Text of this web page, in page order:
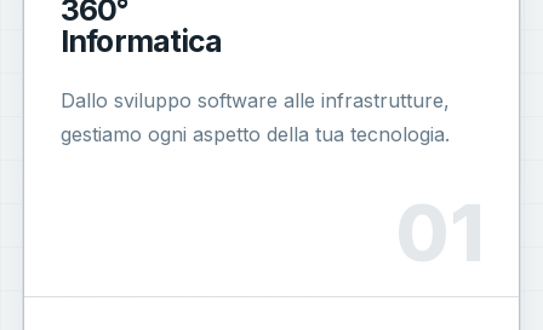
360°
Informatica
Dallo sviluppo software alle infrastrutture,
gestiamo ogni aspetto della tua tecnologia.